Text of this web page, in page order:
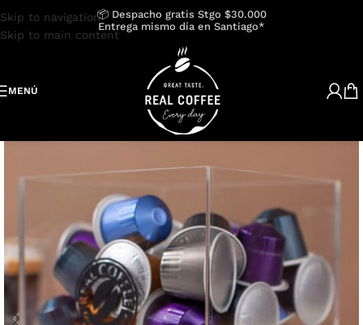
Skip to navigation
Skip to main content
📦 Despacho gratis Stgo $30.000
Entrega mismo día en Santiago*
MENÚ